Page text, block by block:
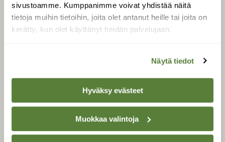
sivustoamme. Kumppanimme voivat yhdistää näitä
tietoja muihin tietoihin, joita olet antanut heille tai joita on
kerätty, kun olet käyttänyt heidän palvelujaan.
Näytä tiedot
Hyväksy evästeet
Muokkaa valintoja
SUOMEN LUONNON­
SUOJELU­LIITTO
Suomen Luonto -lehden
luonnonsuojelu­liitto.